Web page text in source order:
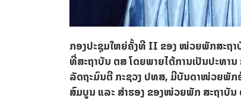
ກອງປະຊຸມໃຫຍ່ຄັ້ງທີ II ຂອງ ໜ່ວຍພັກສະຖາ
ທີ່ສະຖາບັນ ຕສ ໂດຍພາຍໄຕ້ການເປັນປະທານ
ລັດຖະມົນຕີ ກະຊວງ ປທສ, ມີບັນດາໜ່ວຍພັ
ສົມບູນ ແລະ ສໍາຮອງ ຂອງໜ່ວຍພັກ ສະຖາບັນ